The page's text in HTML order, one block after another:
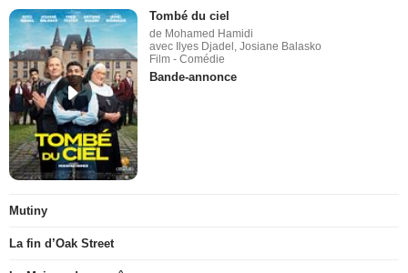
Tombé du ciel
de Mohamed Hamidi
avec Ilyes Djadel, Josiane Balasko
Film - Comédie
Bande-annonce
Mutiny
La fin d’Oak Street